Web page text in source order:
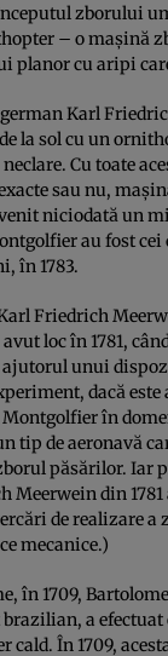
zborului
– o mașină
planor cu aripi
Karl
la sol cu un
Cu toate
sau nu,
niciodată un
au fost cei
în 1783.
Friedrich
avut loc în 1781,
ajutorul unui
dacă este
în
tip de aeronavă
păsărilor. Iar
Meerwein din
de realizare a
mecanice.)
în 1709,
a
cald. În 1709,